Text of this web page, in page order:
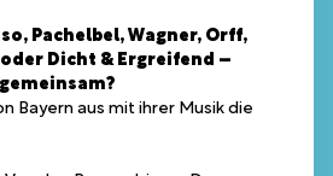
Pachelbel, Wagner, Orff,
oder Dicht & Ergreifend –
Bayern aus mit ihrer Musik die